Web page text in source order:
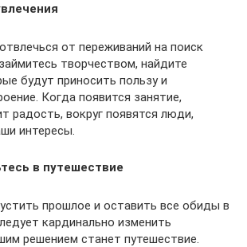
от переживаний на поиск
творчеством, найдите
будут приносить пользу и
Когда появится занятие,
радость, вокруг появятся люди,
интересы.
в путешествие
прошлое и оставить все обиды в
кардинально изменить
решением станет путешествие.